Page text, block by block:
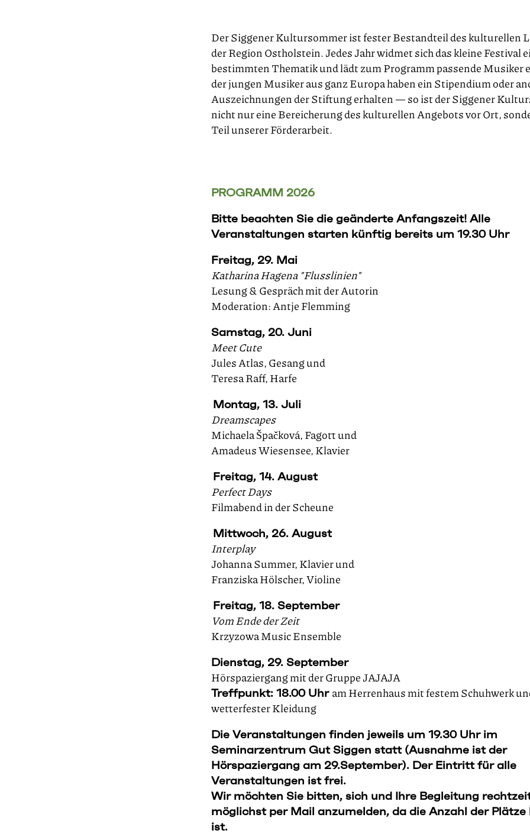
Der Siggener Kultursommer ist fester Bestandteil des kulturellen
der Region Ostholstein. Jedes Jahr widmet sich das kleine Festival
bestimmten Thematik und lädt zum Programm passende Musiker
der jungen Musiker aus ganz Europa haben ein Stipendium oder
Auszeichnungen der Stiftung erhalten — so ist der Siggener
nicht nur eine Bereicherung des kulturellen Angebots vor Ort,
Teil unserer Förderarbeit.
PROGRAMM 2026
Bitte beachten Sie die geänderte Anfangszeit! Alle
Veranstaltungen starten künftig bereits um 19.30 Uhr
Freitag, 29. Mai
Katharina Hagena "Flusslinien"
Lesung & Gespräch mit der Autorin
Moderation: Antje Flemming
Samstag, 20. Juni
Meet Cute
Jules Atlas, Gesang und
Teresa Raff, Harfe
Montag, 13. Juli
Dreamscapes
Michaela Špačková, Fagott und
Amadeus Wiesensee, Klavier
Freitag, 14. August
Perfect Days
Filmabend in der Scheune
Mittwoch, 26. August
Interplay
Johanna Summer, Klavier und
Franziska Hölscher, Violine
Freitag, 18. September
Vom Ende der Zeit
Krzyzowa Music Ensemble
Dienstag, 29. September
Hörspaziergang mit der Gruppe JAJAJA
Treffpunkt: 18.00 Uhr am Herrenhaus mit festem Schuhwerk
wetterfester Kleidung
Die Veranstaltungen finden jeweils um 19.30 Uhr im
Seminarzentrum Gut Siggen statt (Ausnahme ist der
Hörspaziergang am 29.September). Der Eintritt für alle
Veranstaltungen ist frei.
Wir möchten Sie bitten, sich und Ihre Begleitung
möglichst per Mail anzumelden, da die Anzahl der
ist.